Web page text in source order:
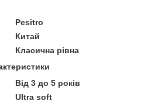
Pesitro
Китай
Класична рівна
Від 3 до 5 років
Ultra soft